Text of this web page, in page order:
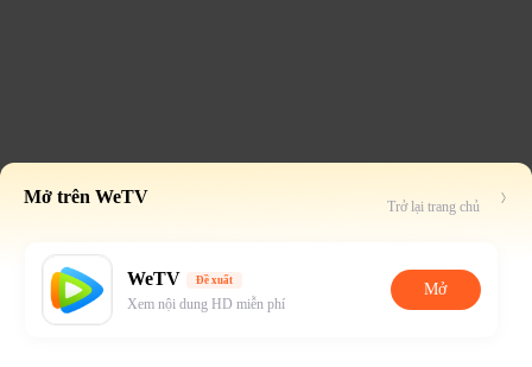
Mở trên WeTV Trở lại trang chủ
WeTV Đề xuất
Xem nội dung HD miễn phí
Mở